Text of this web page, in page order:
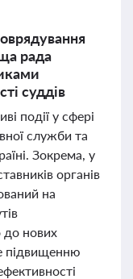
рада
суддів
події у сфері
служби та
Зокрема, у
органів
на
до нових
підвищенню